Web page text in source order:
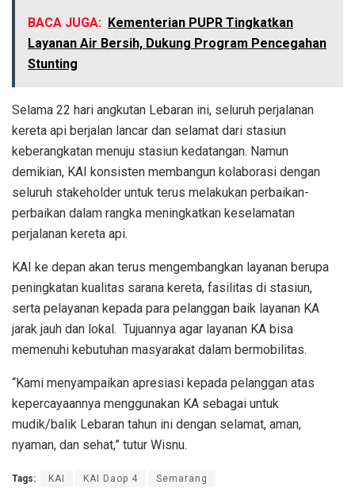
BACA JUGA: Kementerian PUPR Tingkatkan
Layanan Air Bersih, Dukung Program Pencegahan
Stunting
Selama 22 hari angkutan Lebaran ini, seluruh perjalanan
kereta api berjalan lancar dan selamat dari stasiun
keberangkatan menuju stasiun kedatangan. Namun
demikian, KAI konsisten membangun kolaborasi dengan
seluruh stakeholder untuk terus melakukan perbaikan-
perbaikan dalam rangka meningkatkan keselamatan
perjalanan kereta api.
KAI ke depan akan terus mengembangkan layanan berupa
peningkatan kualitas sarana kereta, fasilitas di stasiun,
serta pelayanan kepada para pelanggan baik layanan KA
jarak jauh dan lokal. Tujuannya agar layanan KA bisa
memenuhi kebutuhan masyarakat dalam bermobilitas.
“Kami menyampaikan apresiasi kepada pelanggan atas
kepercayaannya menggunakan KA sebagai untuk
mudik/balik Lebaran tahun ini dengan selamat, aman,
nyaman, dan sehat,” tutur Wisnu.
Tags: KAI KAI Daop 4 Semarang